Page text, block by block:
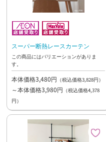
スーパー断熱レースカーテン
この商品にはバリエーションがありま
す。
本体価格3,480円 （税込価格3,828円）
～本体価格3,980円 （税込価格4,378
円）